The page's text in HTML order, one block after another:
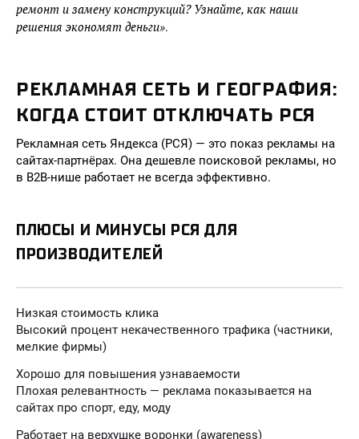
ремонт и замену конструкций? Узнайте, как наши
решения экономят деньги».
РЕКЛАМНАЯ СЕТЬ И ГЕОГРАФИЯ:
КОГДА СТОИТ ОТКЛЮЧАТЬ РСЯ
Рекламная сеть Яндекса (РСЯ) — это показ рекламы на
сайтах-партнёрах. Она дешевле поисковой рекламы, но
в B2B-нише работает не всегда эффективно.
ПЛЮСЫ И МИНУСЫ РСЯ ДЛЯ
ПРОИЗВОДИТЕЛЕЙ
Низкая стоимость клика
Высокий процент некачественного трафика (частники,
мелкие фирмы)
Хорошо для повышения узнаваемости
Плохая релевантность — реклама показывается на
сайтах про спорт, еду, моду
Работает на верхушке воронки (awareness)